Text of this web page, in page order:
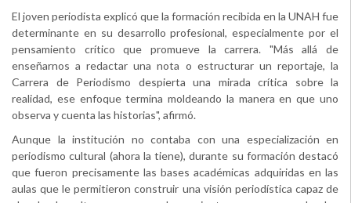
El joven periodista explicó que la formación recibida en la UNAH fue
determinante en su desarrollo profesional, especialmente por el
pensamiento crítico que promueve la carrera. "Más allá de
enseñarnos a redactar una nota o estructurar un reportaje, la
Carrera de Periodismo despierta una mirada crítica sobre la
realidad, ese enfoque termina moldeando la manera en que uno
observa y cuenta las historias", afirmó.
Aunque la institución no contaba con una especialización en
periodismo cultural (ahora la tiene), durante su formación destacó
que fueron precisamente las bases académicas adquiridas en las
aulas que le permitieron construir una visión periodística capaz de